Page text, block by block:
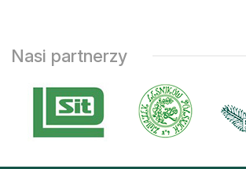
Nasi partnerzy